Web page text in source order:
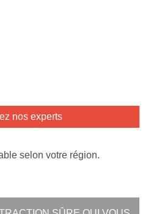
nos experts
selon votre région.